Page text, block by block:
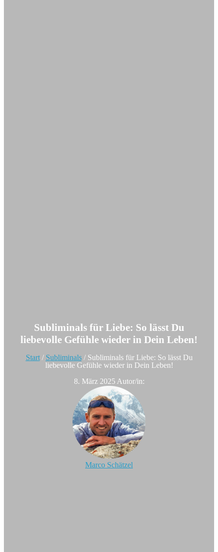
Subliminals für Liebe: So lässt Du
liebevolle Gefühle wieder in Dein Leben!
Start/ Subliminals/ Subliminals für Liebe: So lässt Du
liebevolle Gefühle wieder in Dein Leben!
8. März 2025 Autor/in:
Marco Schätzel